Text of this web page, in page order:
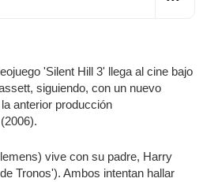
'Silent Hill 3' llega al cine bajo
siguiendo, con un nuevo
anterior producción
vive con su padre, Harry
Tronos'). Ambos intentan hallar